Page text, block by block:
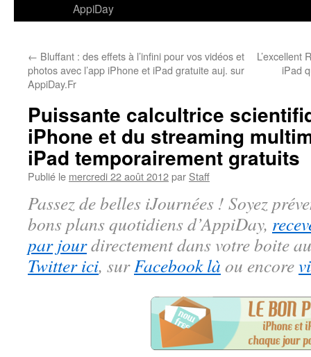
AppiDay
← Bluffant : des effets à l’infini pour vos vidéos et
photos avec l’app iPhone et iPad gratuite auj. sur
AppiDay.Fr
L’excellent
iPad
Puissante calcultrice
iPhone et du streaming
iPad temporairement gratuits
Publié le mercredi 22 août 2012par Staff
Passez de belles iJournées ! Soyez
bons plans quotidiens d’AppiDay,
par jourdirectement dans votre boite
Twitter ici, surFacebook là ou encore